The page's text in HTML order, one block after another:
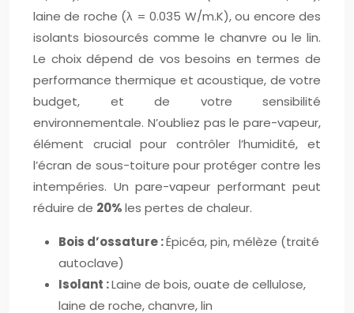
laine de roche (λ = 0.035 W/m.K), ou encore des
isolants biosourcés comme le chanvre ou le lin.
Le choix dépend de vos besoins en termes de
performance thermique et acoustique, de votre
budget, et de votre sensibilité
environnementale. N’oubliez pas le pare-vapeur,
élément crucial pour contrôler l’humidité, et
l’écran de sous-toiture pour protéger contre les
intempéries. Un pare-vapeur performant peut
réduire de 20%les pertes de chaleur.
Bois d’ossature :Épicéa, pin, mélèze (traité
autoclave)
Isolant :Laine de bois, ouate de cellulose,
laine de roche, chanvre, lin